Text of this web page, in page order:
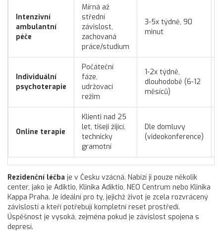
Intenzivní
ambulantní
péče
Mírná až
střední
závislost,
zachovaná
práce/studium
3-5x týdně, 90
minut
Individuální
psychoterapie
Počáteční
fáze,
udržovací
režim
1-2x týdně,
dlouhodobě (6-12
měsíců)
Online terapie
Klienti nad 25
let, tišeji žijící,
technicky
gramotní
Dle domluvy
(videokonference)
Rezidenční léčba je v Česku vzácná. Nabízí ji pouze několik
center, jako je Adiktio, Klinika Adiktio, NEO Centrum nebo Klinika
Kappa Praha. Je ideální pro ty, jejichž život je zcela rozvrácený
závislostí a kteří potřebují kompletní reset prostředí.
Úspěšnost je vysoká, zejména pokud je závislost spojena s
depresí.